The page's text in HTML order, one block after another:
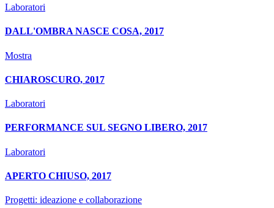
Laboratori
DALL'OMBRA NASCE COSA, 2017
Mostra
CHIAROSCURO, 2017
Laboratori
PERFORMANCE SUL SEGNO LIBERO, 2017
Laboratori
APERTO CHIUSO, 2017
Progetti: ideazione e collaborazione